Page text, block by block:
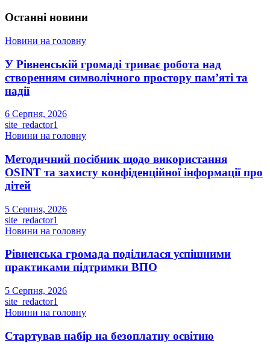
Останні новини
Новини на головну
У Рівненській громаді триває робота над
створенням символічного простору пам’яті та
надії
6 Серпня, 2026
site_redactor1
Новини на головну
Методичний посібник щодо використання
OSINT та захисту конфіденційної інформації про
дітей
5 Серпня, 2026
site_redactor1
Новини на головну
Рівненська громада поділилася успішними
практиками підтримки ВПО
5 Серпня, 2026
site_redactor1
Новини на головну
Стартував набір на безоплатну освітню